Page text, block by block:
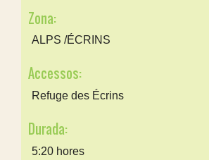
Zona:
ALPS /ÉCRINS
Accessos:
Refuge des Écrins
Durada:
5:20 hores